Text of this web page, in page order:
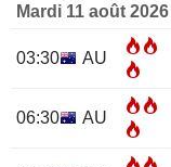
Mardi 11 août 2026
03:30 AU
06:30 AU